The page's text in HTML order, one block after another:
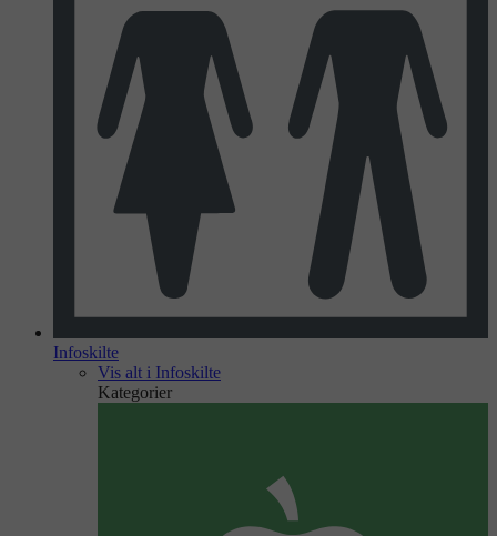
Infoskilte
Vis alt i Infoskilte
Kategorier